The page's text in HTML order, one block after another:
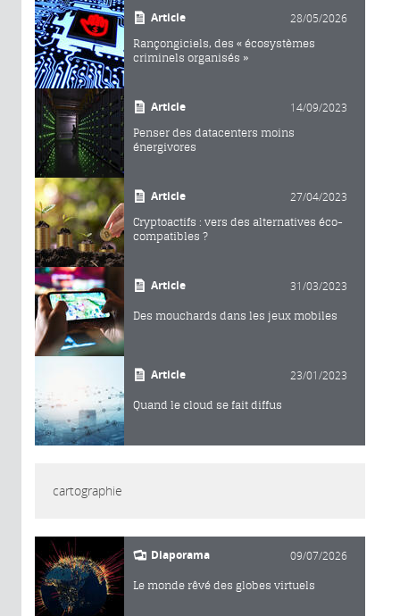
Article 28/05/2026
Rançongiciels, des « écosystèmes
criminels organisés »
Article 14/09/2023
Penser des datacenters moins
énergivores
Article 27/04/2023
Cryptoactifs : vers des alternatives éco-
compatibles ?
Article 31/03/2023
Des mouchards dans les jeux mobiles
Article 23/01/2023
Quand le cloud se fait diffus
cartographie
Diaporama 09/07/2026
Le monde rêvé des globes virtuels